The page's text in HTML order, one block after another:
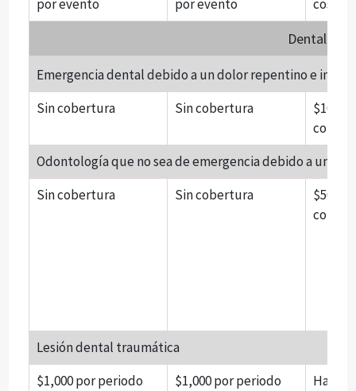
por evento
por evento
Dental
Emergencia dental debido a un dolor repentino e
Sin cobertura
Sin cobertura
$100
Odontología que no sea de emergencia debido a un
Sin cobertura
Sin cobertura
$500
Lesión dental traumática
$1,000 por periodo
$1,000 por periodo
Hasta